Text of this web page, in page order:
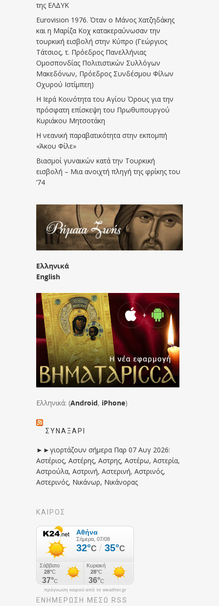
της ΕΛΔΥΚ
Eurovision 1976. Όταν ο Μάνος Χατζηδάκης
και η Μαρίζα Κοχ κατακεραύνωσαν την
τουρκική εισβολή στην Κύπρο (Γεώργιος
Τάτσιος, τ. Πρόεδρος Πανελλήνιας
Ομοσπονδίας Πολιτιστικών Συλλόγων
Μακεδόνων, Πρόεδρος Συνδέσμου Φίλων
Οχυρού Ιστίμπεη)
Η Ιερά Κοινότητα του Αγίου Όρους για την
πρόσφατη επίσκεψη του Πρωθυπουργού
Κυριάκου Μητσοτάκη
Η νεανική παραβατικότητα στην εκπομπή
«Άκου Φίλε»
Βιασμοί γυναικών κατά την Τουρκική
εισβολή – Μια ανοιχτή πληγή της φρίκης του
’74
Ελληνικά
English
Ελληνικά: (Android, iPhone)
ΣΥΝΑΞΆΡΙ
►►γιορτάζουν σήμερα Παρ 07 Αυγ 2026:
Αστέριος, Αστέρης, Αστρης, Αστέρω, Αστερία,
Αστρούλα, Αστρινή, Αστερινή, Αστρινός,
Αστερινός, Νικάνωρ, Νικάνορας
ΚΑΙΡΟΣ
πρόγνωση καιρού από το weather.gr
ΕΝΗΜΈΡΩΣΉ ΜΕΣΩ RSS